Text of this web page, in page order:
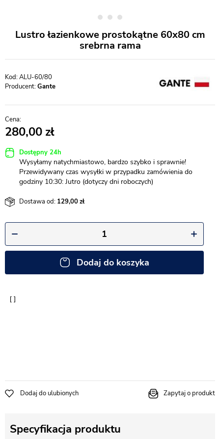
Lustro łazienkowe prostokątne 60x80 cm
srebrna rama
ALU-60/80
Producent:Gante
280,00
Dostępny 24h
Wysyłamy natychmiastowo, bardzo szybko i sprawnie!
Przewidywany czas wysyłki w przypadku zamówienia do
godziny 10:30: Jutro (dotyczy dni roboczych)
Dostawa od: 129,00
Dodaj do koszyka
Dodaj do ulubionych Zapytaj o produkt
Specyfikacja produktu